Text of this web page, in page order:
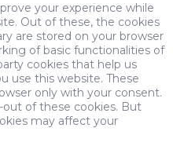
your experience while
Out of these, the cookies
are stored on your browser
of basic functionalities of
cookies that help us
use this website. These
only with your consent.
of these cookies. But
may affect your